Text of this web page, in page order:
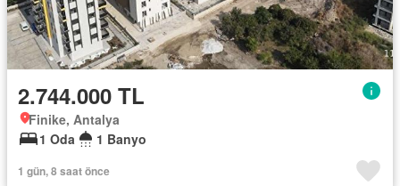
2.744.000 TL
Finike, Antalya
1 Oda
1 Banyo
1 gün, 8 saat önce